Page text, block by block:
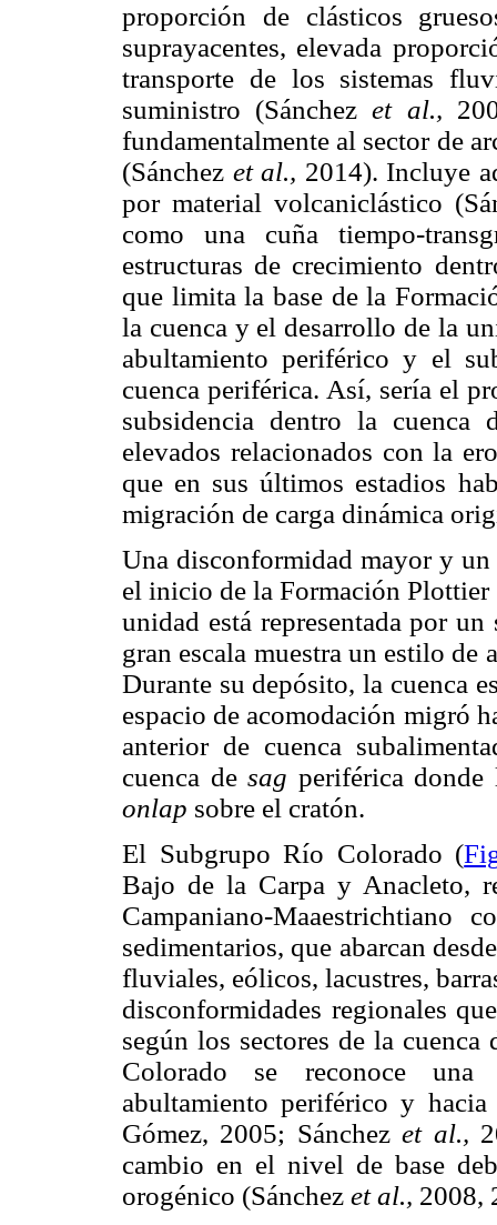
proporción de clásticos
suprayacentes, elevada
transporte de los sistemas
suministro (Sánchezet al.,
fundamentalmente al sector de
(Sánchez et al., 2014). Incluye
por material volcaniclástico
como una cuña tiempo-
estructuras de crecimiento
que limita la base de la
la cuenca y el desarrollo de la
abultamiento periférico y el
cuenca periférica. Así, sería el
subsidencia dentro la cuenca
elevados relacionados con la
que en sus últimos estadios
migración de carga dinámica
Una disconformidad mayor y un
el inicio de la Formación
unidad está representada por
gran escala muestra un estilo
Durante su depósito, la cuenca
espacio de acomodación migró
anterior de cuenca
cuenca desag periférica donde
onlap sobre el cratón.
El Subgrupo Río Colorado (
Bajo de la Carpa y Anacleto,
Campaniano-Maaestrichtiano
sedimentarios, que abarcan
fluviales, eólicos, lacustres,
disconformidades regionales
según los sectores de la
Colorado se reconoce una
abultamiento periférico y
Gómez, 2005; Sánchezet al.,
cambio en el nivel de base
orogénico (Sánchez et al., 2008,